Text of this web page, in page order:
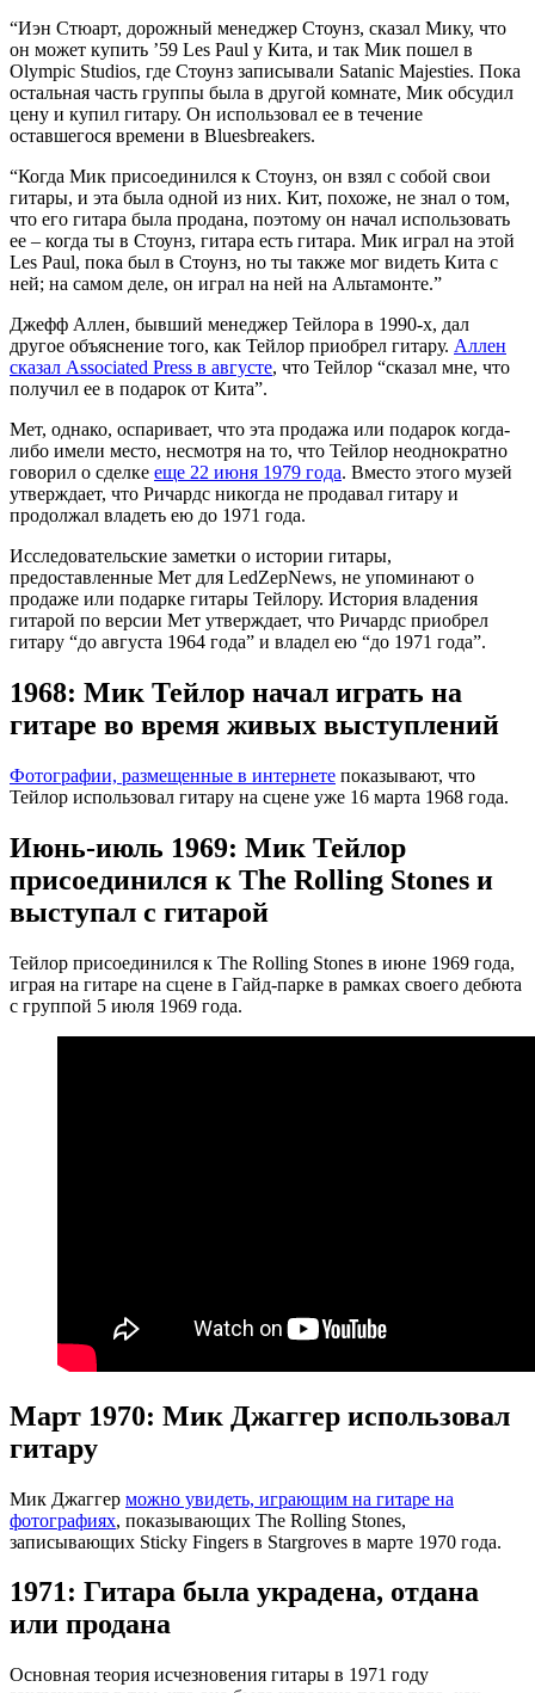
“Иэн Стюарт, дорожный менеджер Стоунз, сказал Мику, что
он может купить ’59 Les Paul у Кита, и так Мик пошел в
Olympic Studios, где Стоунз записывали Satanic Majesties. Пока
остальная часть группы была в другой комнате, Мик обсудил
цену и купил гитару. Он использовал ее в течение
оставшегося времени в Bluesbreakers.
“Когда Мик присоединился к Стоунз, он взял с собой свои
гитары, и эта была одной из них. Кит, похоже, не знал о том,
что его гитара была продана, поэтому он начал использовать
ее – когда ты в Стоунз, гитара есть гитара. Мик играл на этой
Les Paul, пока был в Стоунз, но ты также мог видеть Кита с
ней; на самом деле, он играл на ней на Альтамонте.”
Джефф Аллен, бывший менеджер Тейлора в 1990-х, дал
другое объяснение того, как Тейлор приобрел гитару. Аллен
сказал Associated Press в августе, что Тейлор “сказал мне, что
получил ее в подарок от Кита”.
Мет, однако, оспаривает, что эта продажа или подарок когда-
либо имели место, несмотря на то, что Тейлор неоднократно
говорил о сделке еще 22 июня 1979 года. Вместо этого музей
утверждает, что Ричардс никогда не продавал гитару и
продолжал владеть ею до 1971 года.
Исследовательские заметки о истории гитары,
предоставленные Мет для LedZepNews, не упоминают о
продаже или подарке гитары Тейлору. История владения
гитарой по версии Мет утверждает, что Ричардс приобрел
гитару “до августа 1964 года” и владел ею “до 1971 года”.
1968: Мик Тейлор начал играть на
гитаре во время живых выступлений
Фотографии, размещенные в интернете показывают, что
Тейлор использовал гитару на сцене уже 16 марта 1968 года.
Июнь-июль 1969: Мик Тейлор
присоединился к The Rolling Stones и
выступал с гитарой
Тейлор присоединился к The Rolling Stones в июне 1969 года,
играя на гитаре на сцене в Гайд-парке в рамках своего дебюта
с группой 5 июля 1969 года.
Март 1970: Мик Джаггер использовал
гитару
Мик Джаггер можно увидеть, играющим на гитаре на
фотографиях, показывающих The Rolling Stones,
записывающих Sticky Fingers в Stargroves в марте 1970 года.
1971: Гитара была украдена, отдана
или продана
Основная теория исчезновения гитары в 1971 году